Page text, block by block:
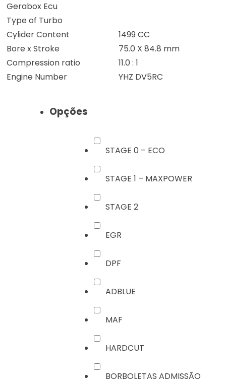
Gerabox Ecu
Type of Turbo
Cylider Content
1499 CC
Bore x Stroke
75.0 X 84.8 mm
Compression ratio
11.0 : 1
Engine Number
YHZ DV5RC
Opções
STAGE 0 – ECO
STAGE 1 – MAXPOWER
STAGE 2
EGR
DPF
ADBLUE
MAF
HARDCUT
BORBOLETAS ADMISSÃO